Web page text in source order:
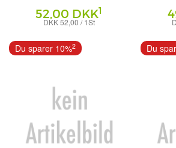
52,00 DKK1
DKK 52,00 / 1St
DR. THEISS NATURWAREN Dr. Theiss
Du sparer 10%2 Du